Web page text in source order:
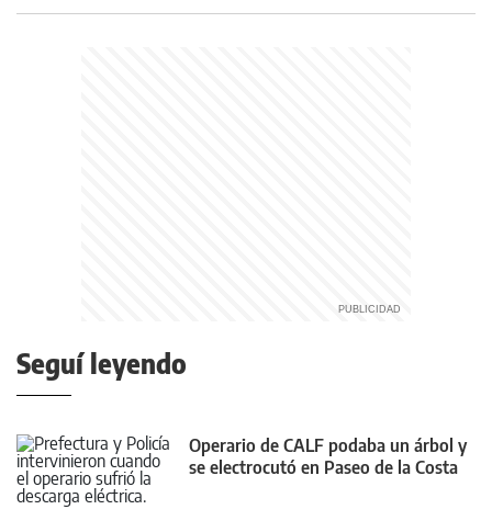
Seguí leyendo
Operario de CALF podaba un árbol y
se electrocutó en Paseo de la Costa